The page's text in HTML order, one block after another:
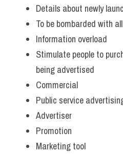
Details about newly
To be bombarded with
Information overload
Stimulate people to
being advertised
Commercial
Public service
Advertiser
Promotion
Marketing tool